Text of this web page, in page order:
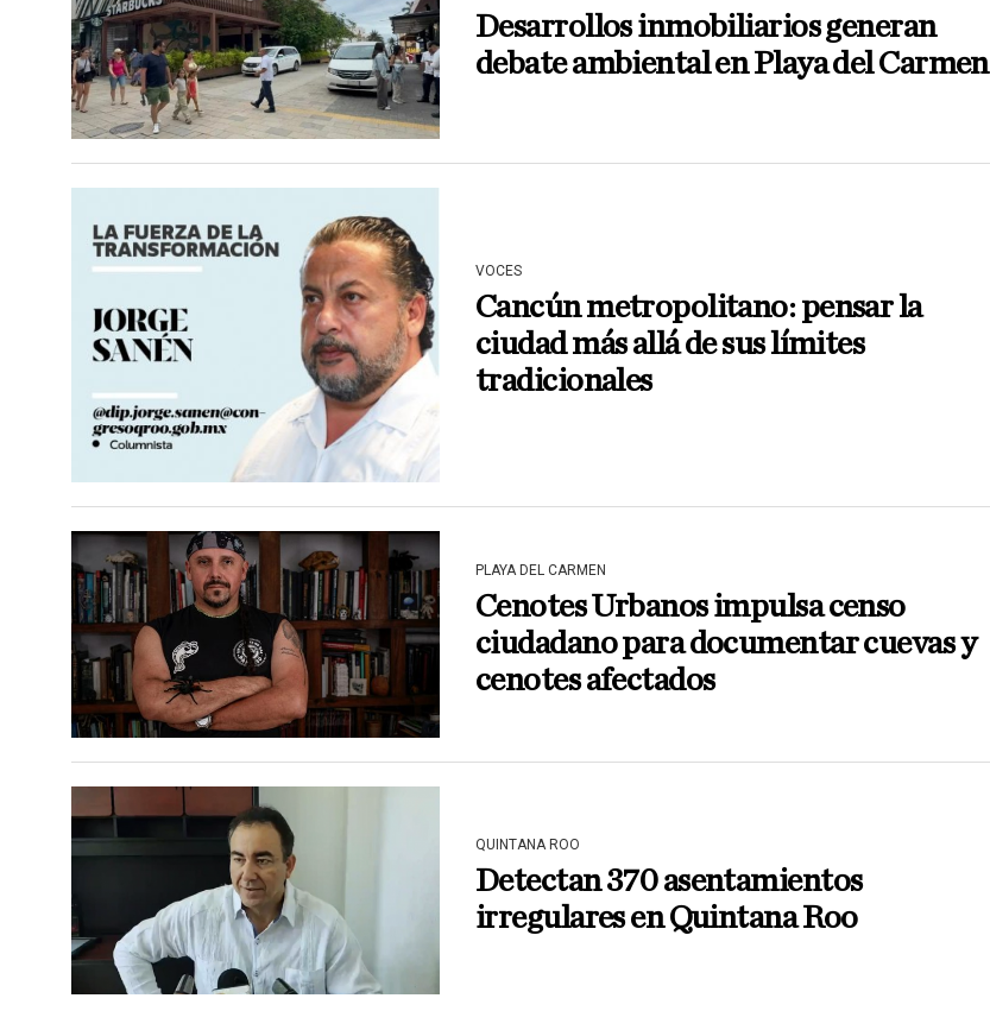
Desarrollos inmobiliarios generan
debate ambiental en Playa del Carmen
VOCES
Cancún metropolitano: pensar la
ciudad más allá de sus límites
tradicionales
PLAYA DEL CARMEN
Cenotes Urbanos impulsa censo
ciudadano para documentar cuevas y
cenotes afectados
QUINTANA ROO
Detectan 370 asentamientos
irregulares en Quintana Roo